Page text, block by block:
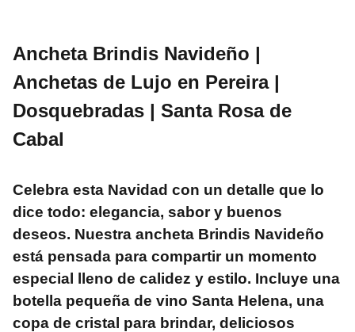
Ancheta Brindis Navideño |
Anchetas de Lujo en Pereira |
Dosquebradas | Santa Rosa de
Cabal
Celebra esta Navidad con un detalle que lo
dice todo: elegancia, sabor y buenos
deseos. Nuestra ancheta Brindis Navideño
está pensada para compartir un momento
especial lleno de calidez y estilo. Incluye una
botella pequeña de vino Santa Helena, una
copa de cristal para brindar, deliciosos